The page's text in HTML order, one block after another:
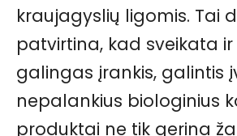
kraujagyslių ligomis. Tai
patvirtina, kad sveikata
galingas įrankis, galintis
nepalankius biologinius
produktai ne tik gerina